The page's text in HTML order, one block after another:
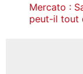
Mercato :
peut-il tout